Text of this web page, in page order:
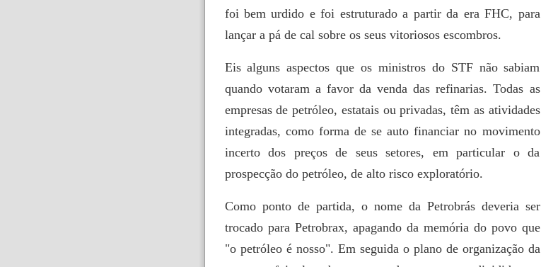
foi bem urdido e foi estruturado a partir da era FHC, para
lançar a pá de cal sobre os seus vitoriosos escombros.
Eis alguns aspectos que os ministros do STF não sabiam
quando votaram a favor da venda das refinarias. Todas as
empresas de petróleo, estatais ou privadas, têm as atividades
integradas, como forma de se auto financiar no movimento
incerto dos preços de seus setores, em particular o da
prospecção do petróleo, de alto risco exploratório.
Como ponto de partida, o nome da Petrobrás deveria ser
trocado para Petrobrax, apagando da memória do povo que
"o petróleo é nosso". Em seguida o plano de organização da